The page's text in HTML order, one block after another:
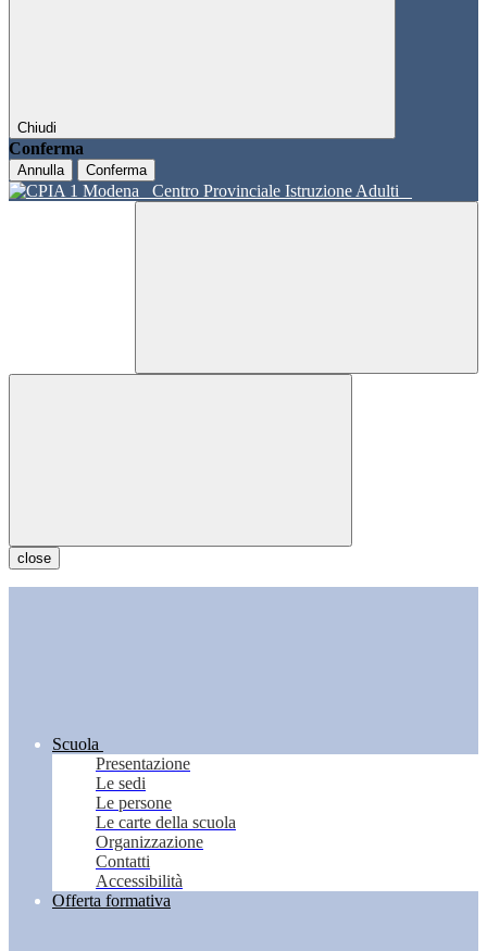
Chiudi
Conferma
Annulla Conferma
Centro Provinciale Istruzione Adulti
close
Scuola
Presentazione
Le sedi
Le persone
Le carte della scuola
Organizzazione
Contatti
Accessibilità
Offerta formativa